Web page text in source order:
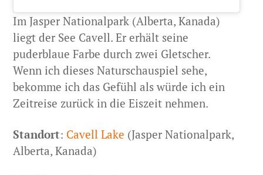
Im Jasper Nationalpark (Alberta, Kanada)
liegt der See Cavell. Er erhält seine
puderblaue Farbe durch zwei Gletscher.
Wenn ich dieses Naturschauspiel sehe,
bekomme ich das Gefühl als würde ich ein
Zeitreise zurück in die Eiszeit nehmen.
Standort: Cavell Lake (Jasper Nationalpark,
Alberta, Kanada)